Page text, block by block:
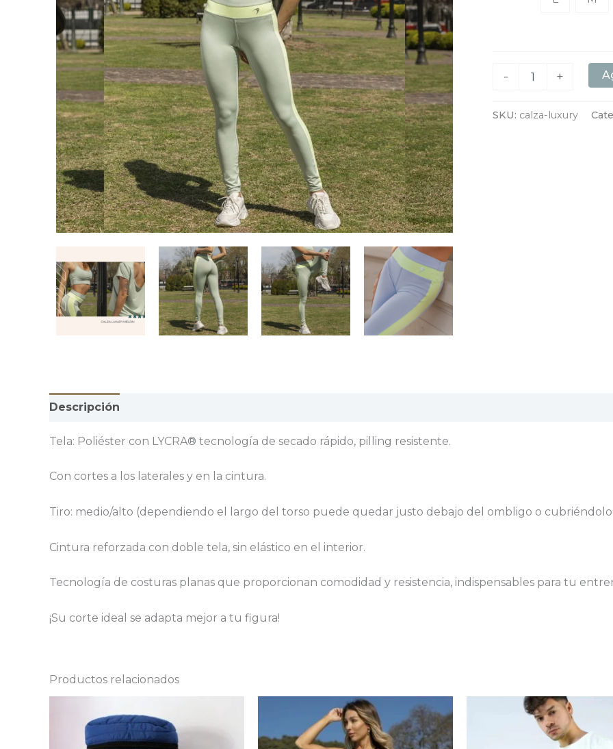
- +
SKU: calza-luxury
Descripción
Tela: Poliéster con LYCRA® tecnología de secado rápido, pilling resistente.
Con cortes a los laterales y en la cintura.
Tiro: medio/alto (dependiendo el largo del torso puede quedar justo debajo del ombligo o
Cintura reforzada con doble tela, sin elástico en el interior.
Tecnología de costuras planas que proporcionan comodidad y resistencia, indispensables para tu
¡Su corte ideal se adapta mejor a tu figura!
Productos relacionados